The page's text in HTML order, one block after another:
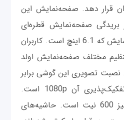
قرار دهد. صفحه‌نمایش این
بریدگی صفحه‌نمایش قطره‌ای
استفاده می‌کند. صفحه‌نمایش که 6.1 اینچ است. کاربران
مختلف صفحه‌نمایش اولد
نصبت تصویری این گوشی برابر
با 19.5 به 9 بوده و تفکیک‌پذیری آن 1080p است.
روشنایی صفحه‌نمایش نیز 600 نیت است. حاشیه‌های